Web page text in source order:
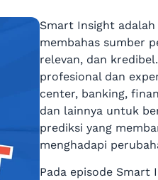
Smart Insight adalah
membahas sumber
relevan, dan
profesional dan
center, banking,
dan lainnya untuk
prediksi yang
menghadapi
Pada episode Smart